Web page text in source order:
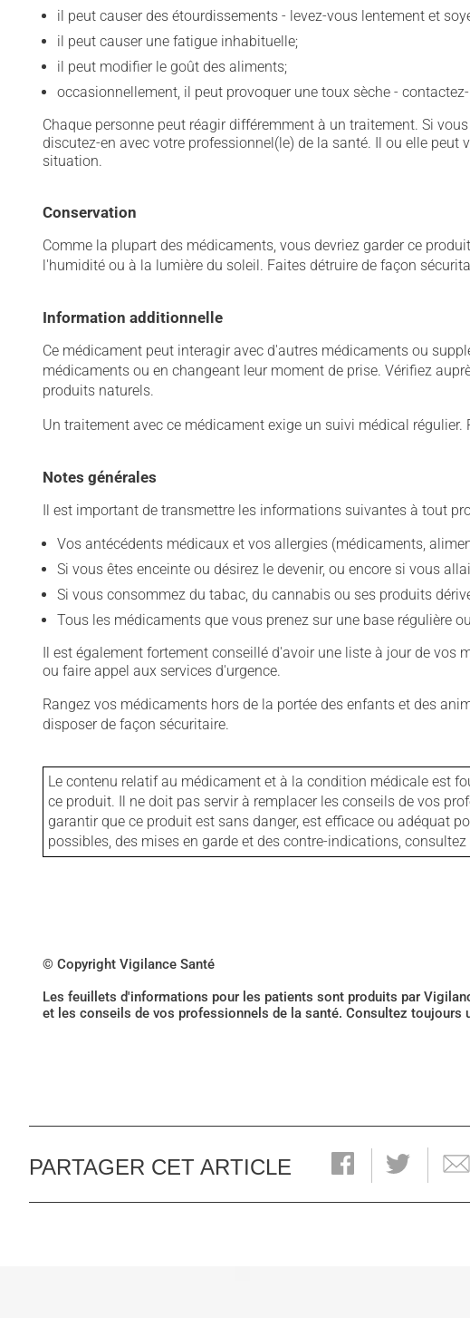
il peut causer des étourdissements - levez-vous lentement et
il peut causer une fatigue inhabituelle;
il peut modifier le goût des aliments;
occasionnellement, il peut provoquer une toux sèche -
Chaque personne peut réagir différemment à un traitement. Si
discutez-en avec votre professionnel(le) de la santé. Il ou elle
situation.
Conservation
Comme la plupart des médicaments, vous devriez garder ce
l'humidité ou à la lumière du soleil. Faites détruire de façon
Information additionnelle
Ce médicament peut interagir avec d'autres médicaments ou
médicaments ou en changeant leur moment de prise. Vérifiez
produits naturels.
Un traitement avec ce médicament exige un suivi médical
Notes générales
Il est important de transmettre les informations suivantes à tout
Vos antécédents médicaux et vos allergies (médicaments,
Si vous êtes enceinte ou désirez le devenir, ou encore si vous
Si vous consommez du tabac, du cannabis ou ses produits
Tous les médicaments que vous prenez sur une base régulière
Il est également fortement conseillé d'avoir une liste à jour de vos
ou faire appel aux services d'urgence.
Rangez vos médicaments hors de la portée des enfants et des
disposer de façon sécuritaire.
Le contenu relatif au médicament et à la condition médicale est
ce produit. Il ne doit pas servir à remplacer les conseils de vos
garantir que ce produit est sans danger, est efficace ou adéquat
possibles, des mises en garde et des contre-indications,
© Copyright Vigilance Santé
Les feuillets d'informations pour les patients sont produits par
et les conseils de vos professionnels de la santé. Consultez
PARTAGER CET ARTICLE